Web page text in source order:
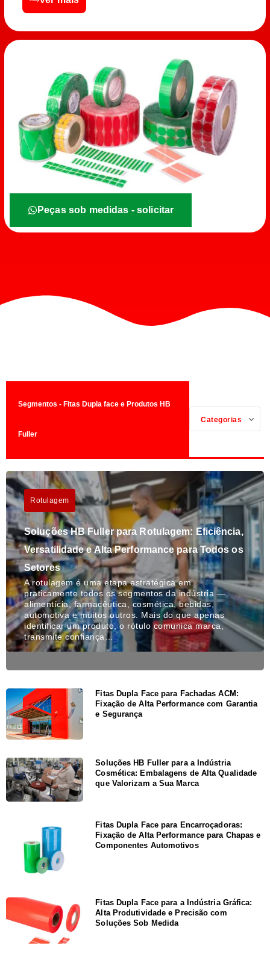
Peças sob medidas - solicitar
Segmentos - Fitas Dupla face e Produtos HB
Fuller
Categorias
Rotulagem
Soluções HB Fuller para Rotulagem: Eficiência,
Versatilidade e Alta Performance para Todos os
Setores
A rotulagem é uma etapa estratégica em
praticamente todos os segmentos da indústria —
alimentícia, farmacêutica, cosmética, bebidas,
automotiva e muitos outros. Mais do que apenas
identificar um produto, o rótulo comunica marca,
transmite confiança…
Fitas Dupla Face para Fachadas ACM:
Fixação de Alta Performance com Garantia
e Segurança
Soluções HB Fuller para a Indústria
Cosmética: Embalagens de Alta Qualidade
que Valorizam a Sua Marca
Fitas Dupla Face para Encarroçadoras:
Fixação de Alta Performance para Chapas e
Componentes Automotivos
Fitas Dupla Face para a Indústria Gráfica:
Alta Produtividade e Precisão com
Soluções Sob Medida